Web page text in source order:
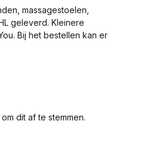
massagestoelen,
geleverd. Kleinere
Bij het bestellen kan er
om dit af te stemmen.